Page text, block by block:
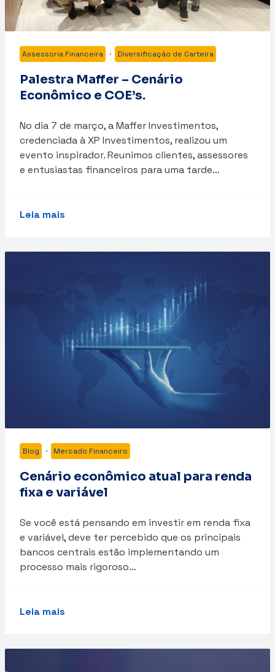
Assessoria Financeira · Diversificação de Carteira
Palestra Maffer – Cenário
Econômico e COE’s.
No dia 7 de março, a Maffer Investimentos,
credenciada à XP Investimentos, realizou um
evento inspirador. Reunimos clientes, assessores
e entusiastas financeiros para uma tarde…
Leia mais
Blog · Mercado Financeiro
Cenário econômico atual para renda
fixa e variável
Se você está pensando em investir em renda fixa
e variável, deve ter percebido que os principais
bancos centrais estão implementando um
processo mais rigoroso…
Leia mais